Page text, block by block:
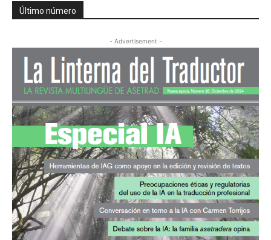
Último número
- Advertisement -